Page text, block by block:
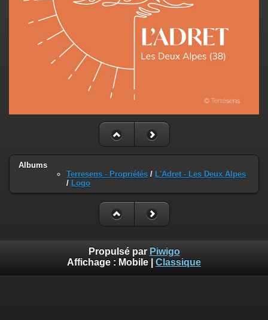
Albums
Terresens - Propriétés / L'Adret - Les Deux Alpes
/ Logo
Propulsé par Piwigo
Affichage : Mobile Classique